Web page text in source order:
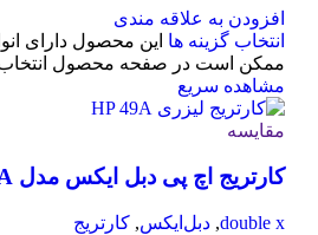
افزودن به علاقه مندی
انتخاب گزینه ها این محصول دارای
ممکن است در صفحه محصول
مشاهده سریع
مقایسه
کارتریج اچ پی دبل ایکس مدل 49A
double x
, دبل‌ایکس, کارتریج